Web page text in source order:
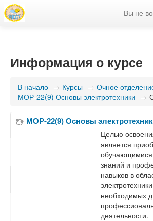
Вы не
Информация о курсе
В начало → Курсы → Очное
МОР-22(9) Основы электротехники →
МОР-22(9) Основы
Целью
является
обучающимися
знаний и
навыков в
необходимых
деятельности.